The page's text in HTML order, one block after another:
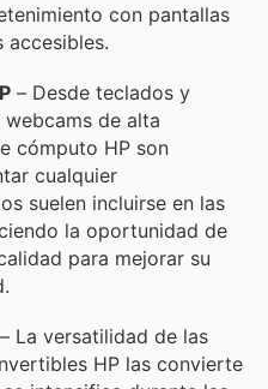
con pantallas
accesibles.
– Desde teclados y
de alta
cómputo HP son
cualquier
suelen incluirse en las
la oportunidad de
para mejorar su
– La versatilidad de las
HP las convierte